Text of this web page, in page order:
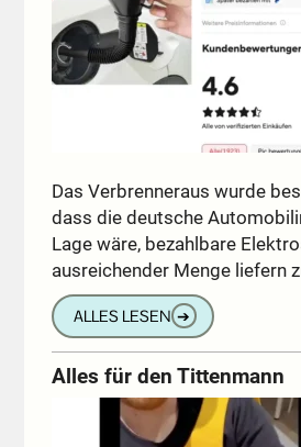
Das Verbrenneraus wurde
dass die deutsche
Lage wäre, bezahlbare
ausreichender Menge liefern
ALLES LESEN ➔
Alles für den Tittenmann